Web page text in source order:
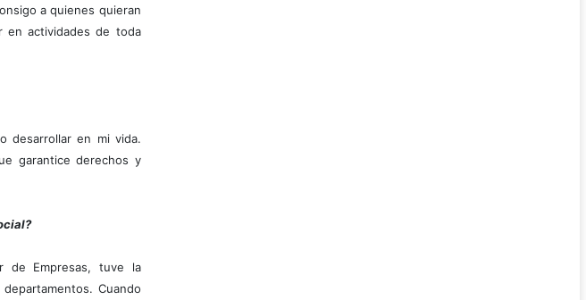
a quienes quieran
en actividades de toda
desarrollar en mi vida.
garantice derechos y
de Empresas, tuve la
Cuando